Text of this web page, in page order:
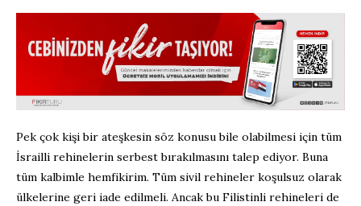
Pek çok kişi bir ateşkesin söz konusu bile olabilmesi için tüm
İsrailli rehinelerin serbest bırakılmasını talep ediyor. Buna
tüm kalbimle hemfikirim. Tüm sivil rehineler koşulsuz olarak
ülkelerine geri iade edilmeli. Ancak bu Filistinli rehineleri de